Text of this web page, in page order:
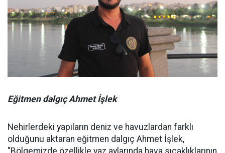
Eğitmen dalgıç Ahmet İşlek
Nehirlerdeki yapıların deniz ve havuzlardan farklı
olduğunu aktaran eğitmen dalgıç Ahmet İşlek,
"Bölgemizde özellikle yaz aylarında hava sıcaklıklarının